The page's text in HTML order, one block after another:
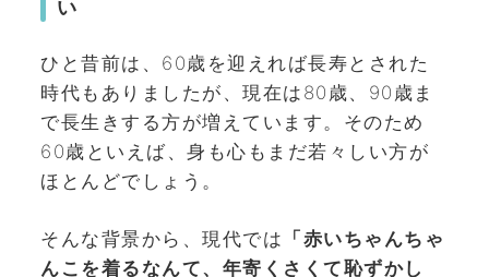
い
ひと昔前は、60歳を迎えれば長寿とされた
時代もありましたが、現在は80歳、90歳ま
で長生きする方が増えています。そのため
60歳といえば、身も心もまだ若々しい方が
ほとんどでしょう。
そんな背景から、現代では 「赤いちゃんちゃ
んこを着るなんて、年寄くさくて恥ずかし